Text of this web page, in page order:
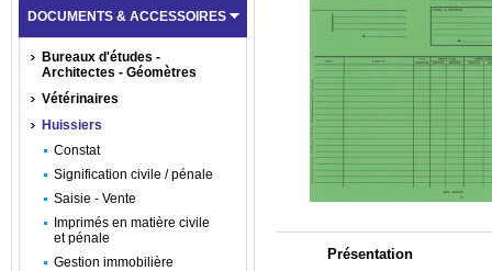
Présentation
DOCUMENTS & ACCESSOIRES
Bureaux d'études -
Architectes - Géomètres
Vétérinaires
Huissiers
Constat
Signification civile / pénale
Saisie - Vente
Imprimés en matière civile
et pénale
Gestion immobilière